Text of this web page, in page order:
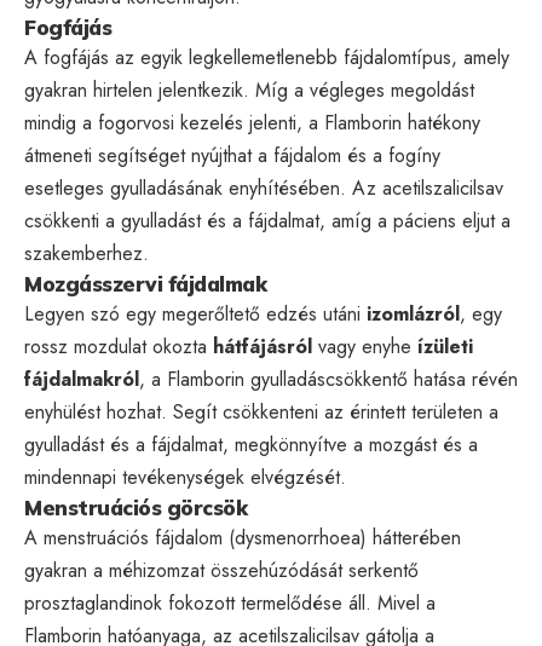
Fogfájás
A fogfájás az egyik legkellemetlenebb fájdalomtípus, amely
gyakran hirtelen jelentkezik. Míg a végleges megoldást
mindig a fogorvosi kezelés jelenti, a Flamborin hatékony
átmeneti segítséget nyújthat a fájdalom és a fogíny
esetleges gyulladásának enyhítésében. Az acetilszalicilsav
csökkenti a gyulladást és a fájdalmat, amíg a páciens eljut a
szakemberhez.
Mozgásszervi fájdalmak
Legyen szó egy megerőltető edzés utáni izomlázról, egy
rossz mozdulat okozta hátfájásról vagy enyhe ízületi
fájdalmakról, a Flamborin gyulladáscsökkentő hatása révén
enyhülést hozhat. Segít csökkenteni az érintett területen a
gyulladást és a fájdalmat, megkönnyítve a mozgást és a
mindennapi tevékenységek elvégzését.
Menstruációs görcsök
A menstruációs fájdalom (dysmenorrhoea) hátterében
gyakran a méhizomzat összehúzódását serkentő
prosztaglandinok fokozott termelődése áll. Mivel a
Flamborin hatóanyaga, az acetilszalicilsav gátolja a